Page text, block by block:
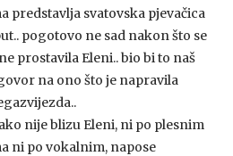
predstavlja svatovska pjevačica
pogotovo ne sad nakon što se
prostavila Eleni.. bio bi to naš
na ono što je napravila
nije blizu Eleni, ni po plesnim
ni po vokalnim, napose